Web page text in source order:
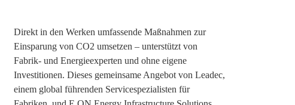
Direkt in den Werken umfassende Maßnahmen zur
Einsparung von CO2 umsetzen – unterstützt von
Fabrik- und Energieexperten und ohne eigene
Investitionen. Dieses gemeinsame Angebot von Leadec,
einem global führenden Servicespezialisten für